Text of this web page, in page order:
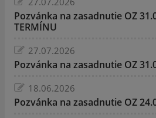
Pozvánka na zasadnutie OZ
TERMÍNU
27.07.2026
Pozvánka na zasadnutie OZ
18.06.2026
Pozvánka na zasadnutie OZ